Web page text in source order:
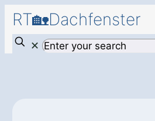
RT🏡Dachfenster
✕